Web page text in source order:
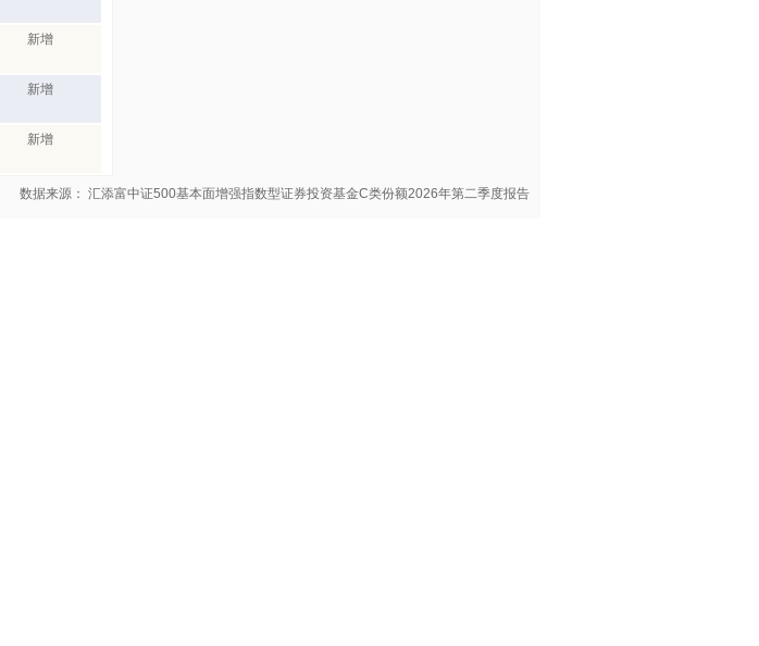
新增
新增
新增
数据来源： 汇添富中证500基本面增强指数型证券投资基金C类份额2026年第二季度报告